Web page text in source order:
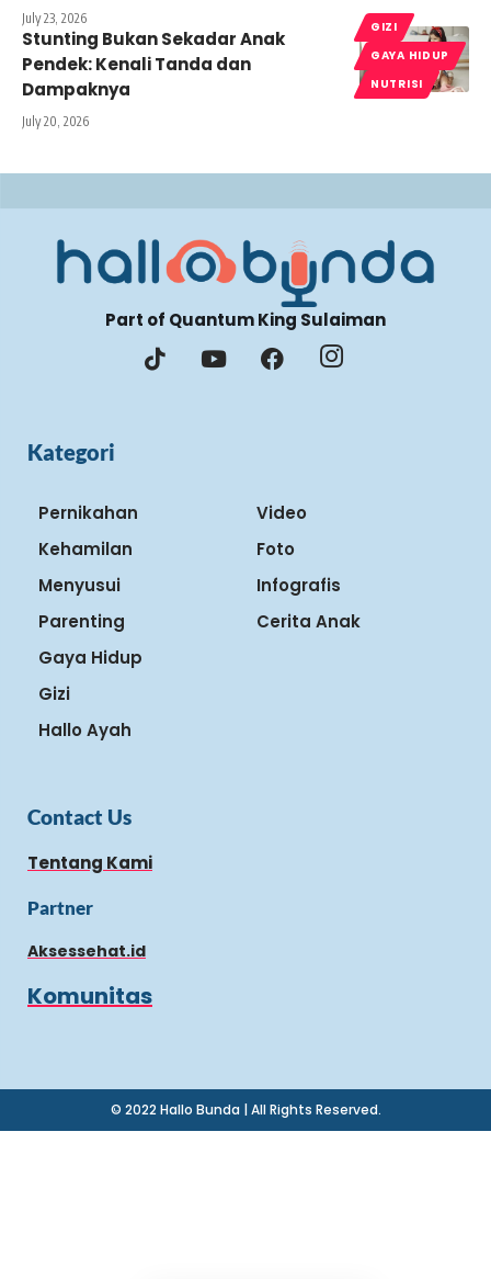
July 23, 2026
GIZI
GAYA HIDUP
NUTRISI
Stunting Bukan Sekadar Anak
Pendek: Kenali Tanda dan
Dampaknya
July 20, 2026
Part of Quantum King Sulaiman
Kategori
Pernikahan
Kehamilan
Menyusui
Parenting
Gaya Hidup
Gizi
Hallo Ayah
Video
Foto
Infografis
Cerita Anak
Contact Us
Tentang Kami
Partner
Aksessehat.id
Komunitas
© 2022 Hallo Bunda | All Rights Reserved.